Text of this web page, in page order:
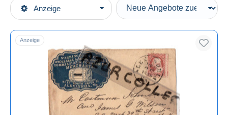
Anzeige
Hauptkategorien
Historische Dokumente
Art der Verkäufe
Laufende Angebote
Auktionen mit Geboten
Auktionen ohne Gebote
Auktionshäuser
Verkauft
Anzeige